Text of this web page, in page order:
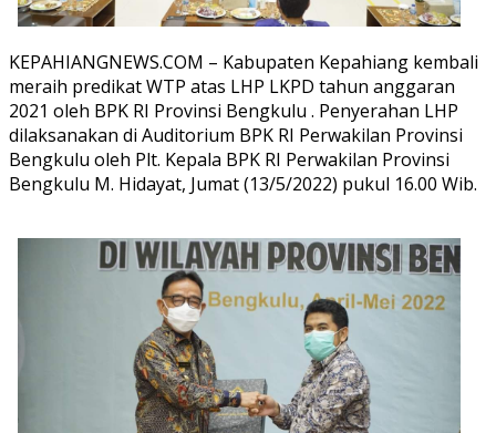
KEPAHIANGNEWS.COM – Kabupaten Kepahiang kembali
meraih predikat WTP atas LHP LKPD tahun anggaran
2021 oleh BPK RI Provinsi Bengkulu . Penyerahan LHP
dilaksanakan di Auditorium BPK RI Perwakilan Provinsi
Bengkulu oleh Plt. Kepala BPK RI Perwakilan Provinsi
Bengkulu M. Hidayat, Jumat (13/5/2022) pukul 16.00 Wib.